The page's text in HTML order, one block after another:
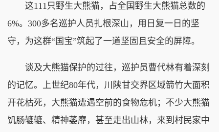
这111只野生大熊猫，占全国野生大熊猫总数的
6%。300多名巡护人员扎根深山，用日复一日的坚
守，为这群“国宝”筑起了一道坚固且安全的屏障。
谈及大熊猫保护的过往，巡护员曹代林有着深刻
的记忆。上世纪80年代，川陕甘交界区域箭竹大面积
开花枯死，大熊猫遭遇空前的食物危机；不少大熊猫
饥肠辘辘、精神萎靡，甚至走出山林，来到村民家中